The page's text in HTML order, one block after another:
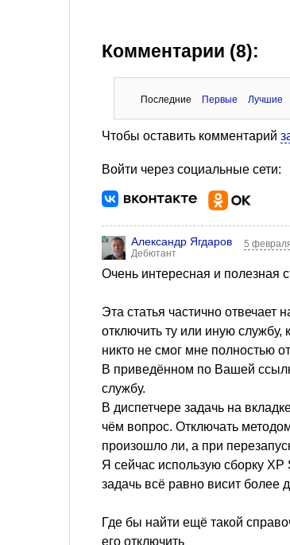
Комментарии (8):
Последние Первые Лучшие
Чтобы оставить комментарий
Войти через социальные сети:
Александр Ягдаров
Дебютант
5
Очень интересная и полезная
Эта статья частично отвечает
отключить ту или иную службу,
никто не смог мне полностью
В приведённом по Вашей
службу.
В диспетчере задачь на
чём вопрос. Отключать
произошло ли, а при
Я сейчас использую сборку
задачь всё равно висит более
Где бы найти ещё такой
его отключить